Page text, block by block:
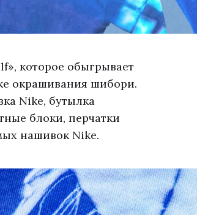
которое обыгрывает
окрашивания шибори.
Nike, бутылка
блоки, перчатки
нашивок Nike.